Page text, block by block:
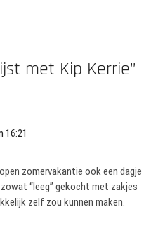
met Kip Kerrie”
16:21
zomervakantie ook een dagje
zowat “leeg” gekocht met zakjes
zelf zou kunnen maken.